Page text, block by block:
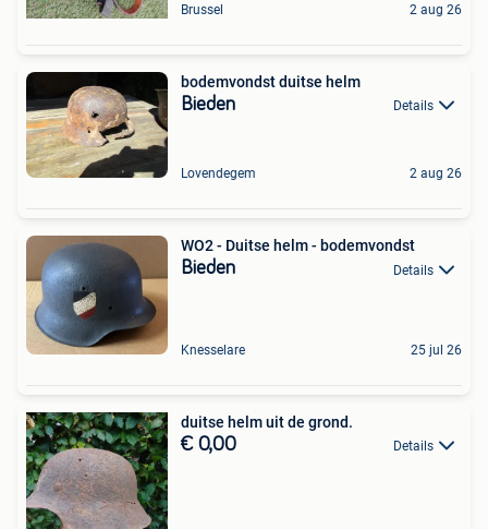
Brussel 2 aug 26
bodemvondst duitse helm
Bieden Details
Lovendegem 2 aug 26
WO2 - Duitse helm - bodemvondst
Bieden Details
Knesselare 25 jul 26
duitse helm uit de grond.
€ 0,00 Details